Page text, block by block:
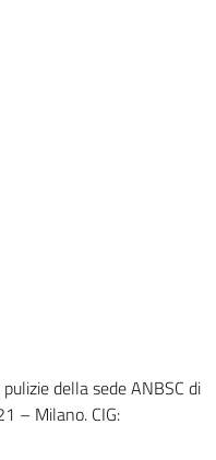
della sede ANBSC di
– Milano. CIG: